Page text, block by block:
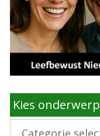
Kies onderwerp
Kies